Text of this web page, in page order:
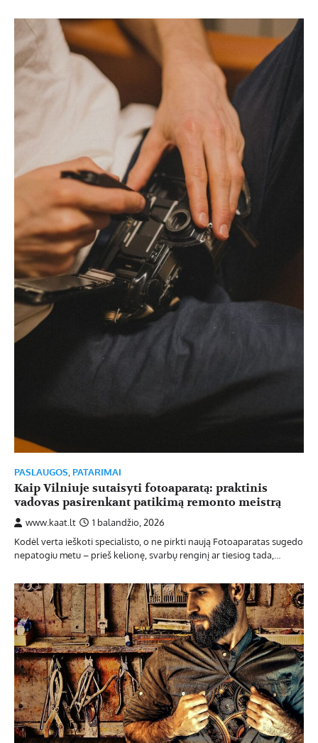
PASLAUGOS PATARIMAI
Kaip Vilniuje sutaisyti fotoaparatą: praktinis
vadovas pasirenkant patikimą remonto meistrą
www.kaat.lt
1 balandžio, 2026
Kodėl verta ieškoti specialisto, o ne pirkti naują Fotoaparatas sugedo
nepatogiu metu – prieš kelionę, svarbų renginį ar tiesiog tada,…